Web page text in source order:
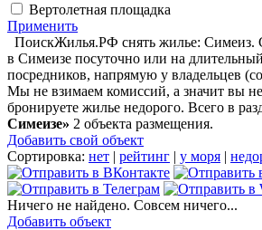
Вертолетная площадка
Применить
ПоискЖилья.РФ снять жилье: Симеиз.
в Симеизе посуточно или на
посредников, напрямую у владельцев
Мы не взимаем комиссий, а значит вы не
бронируете жилье недорого. Всего в
Симеизе» 2 объекта размещения.
Добавить свой объект
Сортировка: нет | рейтинг | у моря |
Ничего не найдено. Совсем ничего...
Добавить объект